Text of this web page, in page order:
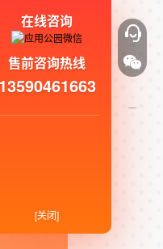
没有技术
商业
在线咨询
售前咨询热线
13590461663
[关闭]